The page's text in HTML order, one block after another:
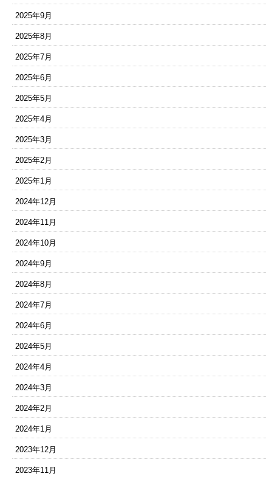
2025年9月
2025年8月
2025年7月
2025年6月
2025年5月
2025年4月
2025年3月
2025年2月
2025年1月
2024年12月
2024年11月
2024年10月
2024年9月
2024年8月
2024年7月
2024年6月
2024年5月
2024年4月
2024年3月
2024年2月
2024年1月
2023年12月
2023年11月